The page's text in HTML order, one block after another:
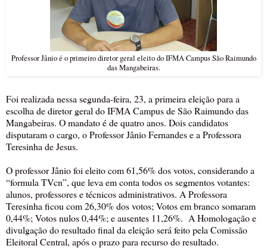
Professor Jânio é o primeiro diretor geral eleito do IFMA Campus São Raimundo
das Mangabeiras.
Foi realizada nessa segunda-feira, 23, a primeira eleição para a
escolha de diretor geral do IFMA Campus de São Raimundo das
Mangabeiras. O mandato é de quatro anos. Dois candidatos
disputaram o cargo, o Professor Jânio Fernandes e a Professora
Teresinha de Jesus.
O professor Jânio foi eleito com 61,56% dos votos, considerando a
“formula TVcn”, que leva em conta todos os segmentos votantes:
alunos, professores e técnicos administrativos. A Professora
Teresinha ficou com 26,30% dos votos; Votos em branco somaram
0,44%; Votos nulos 0,44%; e ausentes 11,26%. A Homologação e
divulgação do resultado final da eleição será feito pela Comissão
Eleitoral Central, após o prazo para recurso do resultado.